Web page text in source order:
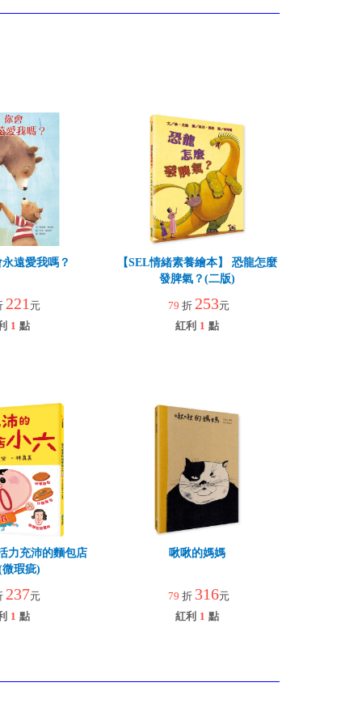
遠愛我嗎？
221 元
1 點
【SEL情緒素養繪本】 恐龍怎麼
發脾氣？(二版)
79 折 253元
紅利 1 點
力充沛的麵包店
瑕疵)
237元
1 點
啾啾的媽媽
79 折 316元
紅利 1 點